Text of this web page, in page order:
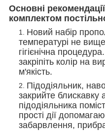
Основні
комплектом
Новий набір
температурі не
гігієнічна
закріпіть колір на
м'якість.
Підодіяльник,
закрийте блискавку
підодіяльника
прості дії
забарвлення,